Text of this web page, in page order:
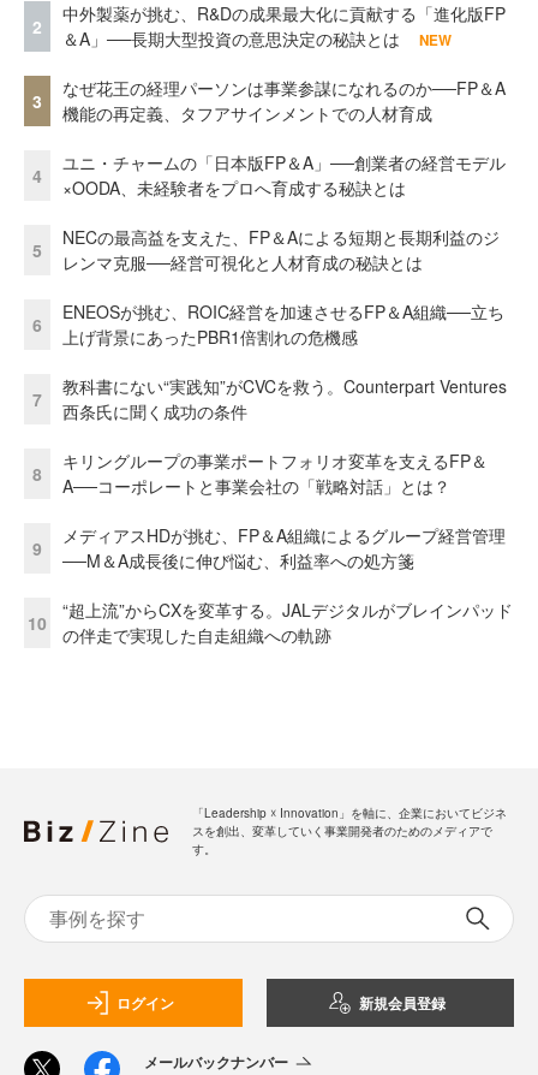
2
中外製薬が挑む、R&Dの成果最大化に貢献する「進化版FP
＆A」──長期大型投資の意思決定の秘訣とは
NEW
3
なぜ花王の経理パーソンは事業参謀になれるのか──FP＆A
機能の再定義、タフアサインメントでの人材育成
4
ユニ・チャームの「日本版FP＆A」──創業者の経営モデル
×OODA、未経験者をプロへ育成する秘訣とは
5
NECの最高益を支えた、FP＆Aによる短期と長期利益のジ
レンマ克服──経営可視化と人材育成の秘訣とは
6
ENEOSが挑む、ROIC経営を加速させるFP＆A組織──立ち
上げ背景にあったPBR1倍割れの危機感
7
教科書にない“実践知”がCVCを救う。Counterpart Ventures
西条氏に聞く成功の条件
8
キリングループの事業ポートフォリオ変革を支えるFP＆
A──コーポレートと事業会社の「戦略対話」とは？
9
メディアスHDが挑む、FP＆A組織によるグループ経営管理
──M＆A成長後に伸び悩む、利益率への処方箋
10
“超上流”からCXを変革する。JALデジタルがブレインパッド
の伴走で実現した自走組織への軌跡
「Leadership ☓ Innovation」を軸に、企業においてビジネ
スを創出、変革していく事業開発者のためのメディアで
す。
ログイン 新規会員登録
メールバックナンバー